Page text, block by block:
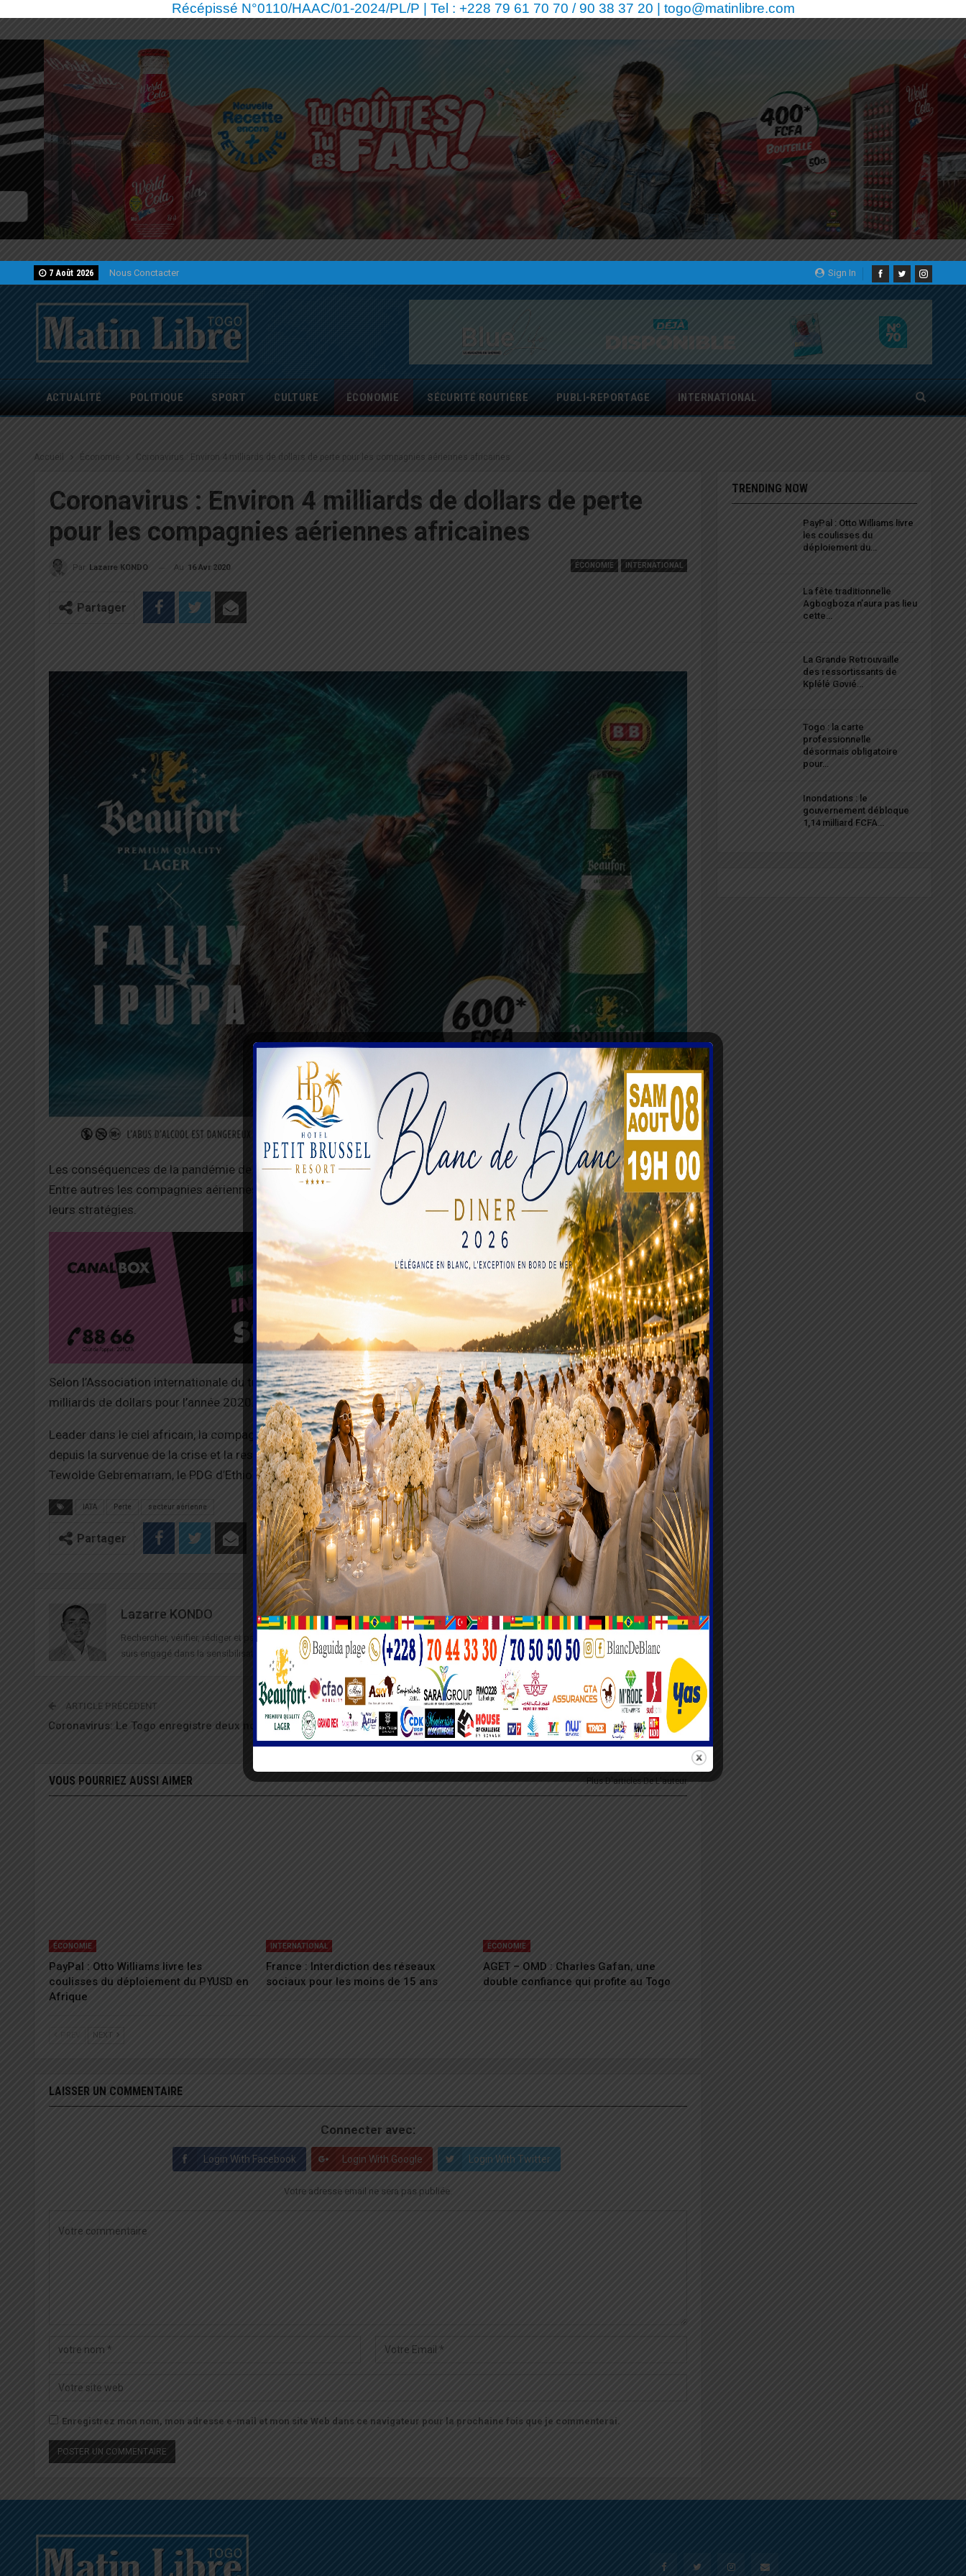
Récépissé N°0110/HAAC/01-2024/PL/P | Tel : +228 79 61 70 70 / 90 38 37 20 | togo@matinlibre.com
Sign In
7 Août 2026 Nous Conctacter
ACTUALITÉ POLITIQUE SPORT CULTURE ÉCONOMIE SÉCURITÉ ROUTIÈRE PUBLI-REPORTAGE INTERNATIONAL
Accueil Économie Coronavirus : Environ 4 milliards de dollars de perte pour les compagnies aériennes africaines
Coronavirus : Environ 4 milliards de dollars de perte
pour les compagnies aériennes africaines
ÉCONOMIE INTERNATIONAL
Par Lazarre KONDO Au 16 Avr 2020
Partager
Les conséquences de la pandémie de coronavirus se sentent déjà dans plusieurs secteurs de l’activité économique.
Entre autres les compagnies aériennes africaines connaissent déjà des difficultés, se voyant contraintes de réajuster
leurs stratégies.
Selon l’Association internationale du transport aérien, les compagnies africaines pourraient avoir une perte d’environ 4
milliards de dollars pour l’année 2020. Bien évidemment, les pertes varient d’une compagnie à une autre.
Leader dans le ciel africain, la compagnie Ethiopian Airlines a déjà enregistré près de 550 millions de dollars de pertes
depuis la survenue de la crise et la restriction des vols pour limiter la propagation du virus, a indiqué début mars,
Tewolde Gebremariam, le PDG d’Ethiopian Airlines.
IATA Perte secteur aérienne
Partager
Lazarre KONDO
Rechercher, vérifier, rédiger et partager des informations compréhensibles et accessibles à tous, telle est ma mission. Récemment, je
suis engagé dans la sensibilisation à la sécurité routière. Je suis passionné du sport et de la culture.
ARTICLE PRÉCÉDENT
Coronavirus: Le Togo enregistre deux nouveaux décès
PROCHAIN ARTICLE
Togo: Une « ultime » convocation adressée à Agbéyomè
Kodjo
VOUS POURRIEZ AUSSI AIMER Plus D'articles De L'auteur
ÉCONOMIE
PayPal : Otto Williams livre les
coulisses du déploiement du PYUSD en
Afrique
INTERNATIONAL
France : Interdiction des réseaux
sociaux pour les moins de 15 ans
ÉCONOMIE
AGET – OMD : Charles Gafan, une
double confiance qui profite au Togo
NEXT
LAISSER UN COMMENTAIRE
Connecter avec:
Login With Facebook Login With Google Login With Twitter
Votre adresse email ne sera pas publiée.
Enregistrez mon nom, mon adresse e-mail et mon site Web dans ce navigateur pour la prochaine fois que je commenterai.
TRENDING NOW
PayPal : Otto Williams livre
les coulisses du
déploiement du…
La fête traditionnelle
Agbogboza n’aura pas lieu
cette…
La Grande Retrouvaille
des ressortissants de
Kplélé Govié…
Togo : la carte
professionnelle
désormais obligatoire
pour…
Inondations : le
gouvernement débloque
1,14 milliard FCFA…